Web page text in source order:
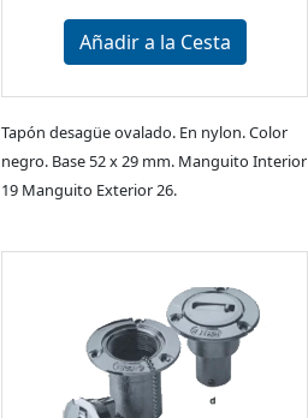
Añadir a la Cesta
Tapón desagüe ovalado. En nylon. Color
negro. Base 52 x 29 mm. Manguito Interior
19 Manguito Exterior 26.